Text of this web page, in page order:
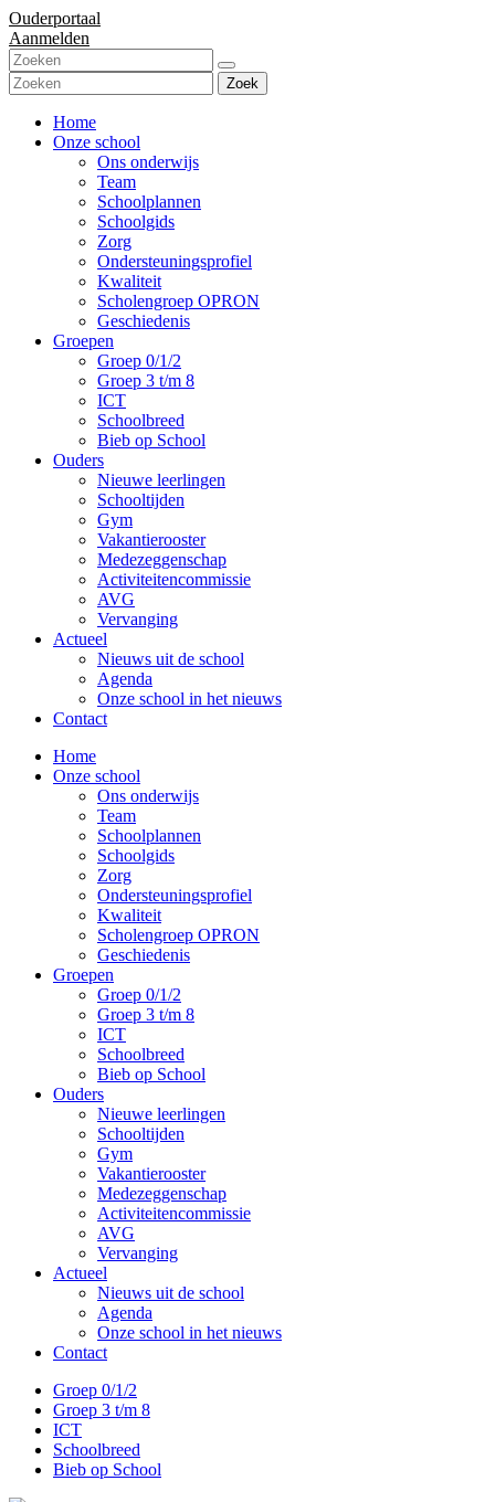
Ouderportaal
Aanmelden
Zoek
Home
Onze school
Ons onderwijs
Team
Schoolplannen
Schoolgids
Zorg
Ondersteuningsprofiel
Kwaliteit
Scholengroep OPRON
Geschiedenis
Groepen
Groep 0/1/2
Groep 3 t/m 8
ICT
Schoolbreed
Bieb op School
Ouders
Nieuwe leerlingen
Schooltijden
Gym
Vakantierooster
Medezeggenschap
Activiteitencommissie
AVG
Vervanging
Actueel
Nieuws uit de school
Agenda
Onze school in het nieuws
Contact
Home
Onze school
Ons onderwijs
Team
Schoolplannen
Schoolgids
Zorg
Ondersteuningsprofiel
Kwaliteit
Scholengroep OPRON
Geschiedenis
Groepen
Groep 0/1/2
Groep 3 t/m 8
ICT
Schoolbreed
Bieb op School
Ouders
Nieuwe leerlingen
Schooltijden
Gym
Vakantierooster
Medezeggenschap
Activiteitencommissie
AVG
Vervanging
Actueel
Nieuws uit de school
Agenda
Onze school in het nieuws
Contact
Groep 0/1/2
Groep 3 t/m 8
ICT
Schoolbreed
Bieb op School